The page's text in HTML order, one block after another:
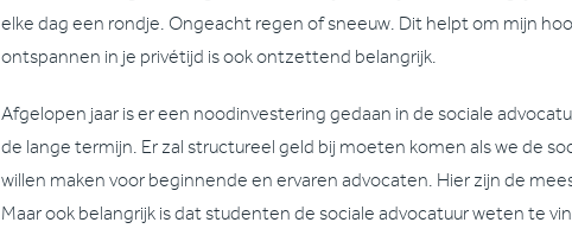
elke dag een rondje. Ongeacht regen of sneeuw. Dit helpt om mijn
ontspannen in je privétijd is ook ontzettend belangrijk.
Afgelopen jaar is er een noodinvestering gedaan in de sociale
de lange termijn. Er zal structureel geld bij moeten komen als we de
willen maken voor beginnende en ervaren advocaten. Hier zijn de
Maar ook belangrijk is dat studenten de sociale advocatuur weten te